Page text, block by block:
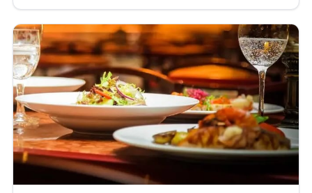
sapeurs-pompiers volontaires.